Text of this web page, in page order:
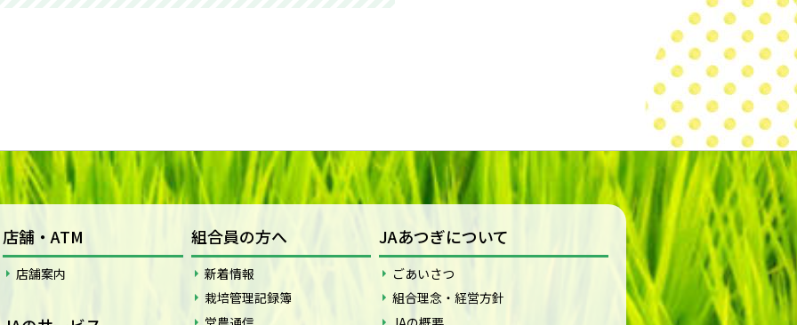
店舗・ATM
店舗案内
組合員の方へ
新着情報
栽培管理記録簿
JAあつぎについて
ごあいさつ
組合理念・経営方針